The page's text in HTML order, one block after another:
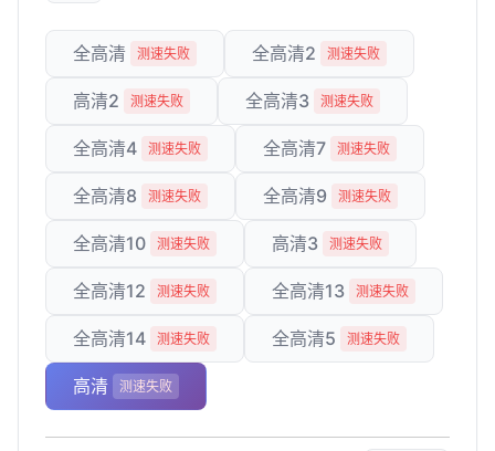
全高清 测速失败 全高清2 测速失败
高清2 测速失败 全高清3 测速失败
全高清4 测速失败 全高清7 测速失败
全高清8 测速失败 全高清9 测速失败
全高清10 测速失败 高清3 测速失败
全高清12 测速失败 全高清13 测速失败
全高清14 测速失败 全高清5 测速失败
高清 测速失败